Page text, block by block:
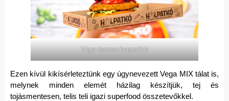
Vega lencse burgerünk
Ezen kívül kikísérleteztünk egy úgynevezett Vega MIX tálat is,
melynek minden elemét házilag készítjük, tej és
tojásmentesen, telis teli igazi superfood összetevőkkel.